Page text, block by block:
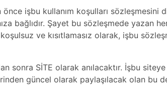
işbu kullanım koşulları
bağlıdır. Şayet bu sözleşmede yazan
ve kısıtlamasız olarak, işbu
sonra SİTE olarak anılacaktır. İşbu
güncel olarak paylaşılacak olan bu